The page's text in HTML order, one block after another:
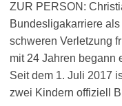
ZUR PERSON:
Bundesligakarriere
schweren Verletzung
mit 24 Jahren begann
Seit dem 1. Juli 2017
zwei Kindern offiziell